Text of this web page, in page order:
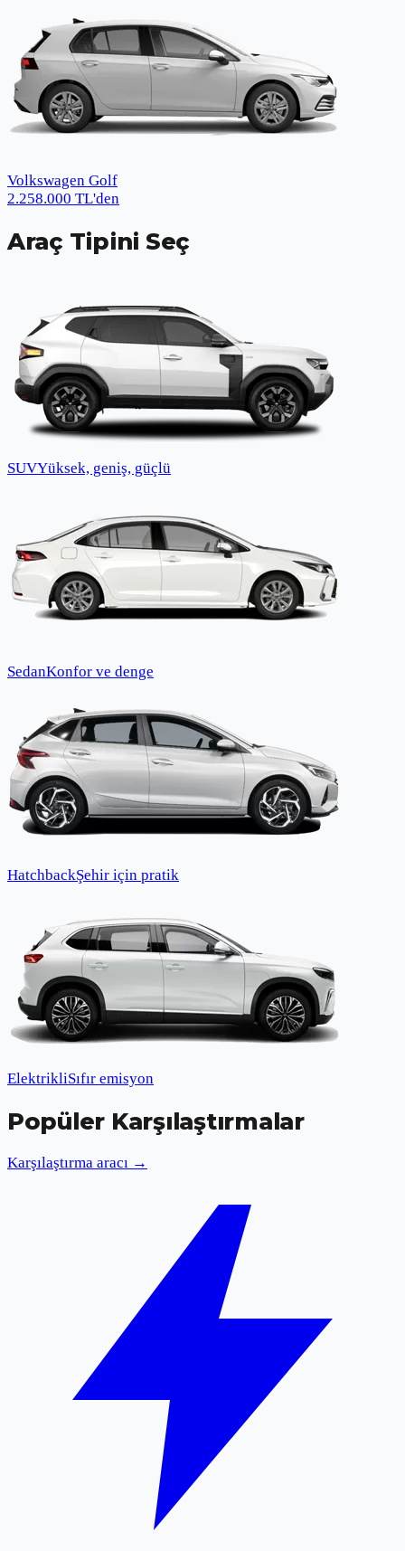
Volkswagen Golf
2.258.000 TL'den
Araç Tipini Seç
SUVYüksek, geniş, güçlü
SedanKonfor ve denge
HatchbackŞehir için pratik
ElektrikliSıfır emisyon
Popüler Karşılaştırmalar
Karşılaştırma aracı →